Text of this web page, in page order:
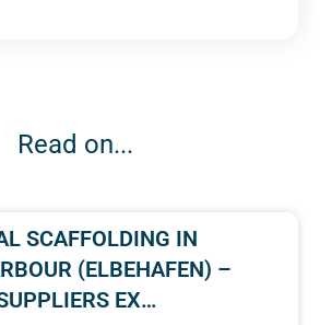
Read on...
SCAFFOLDING IN
(ELBEHAFEN) –
EX…